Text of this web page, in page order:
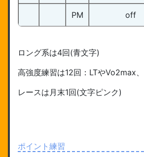
PM off
ロング系は4回(青文字)
高強度練習は12回：LTやVo2max
レースは月末1回(文字ピンク)
ポイント練習